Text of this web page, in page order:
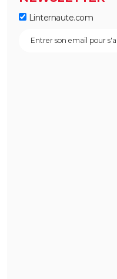
Linternaute.com